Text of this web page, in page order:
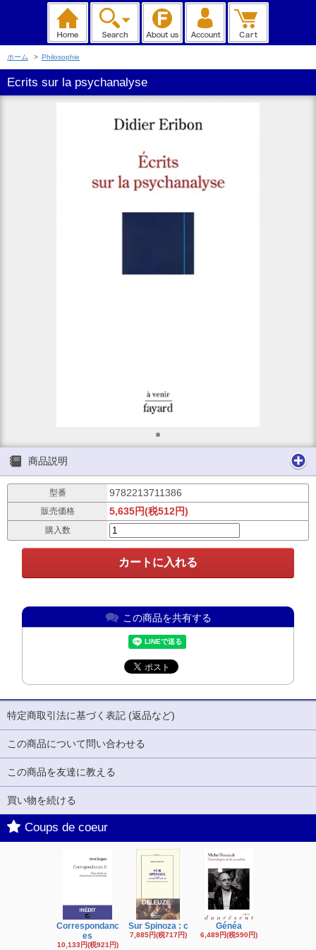
ホーム > Philosophie
Ecrits sur la psychanalyse
商品説明
型番 9782213711386
販売価格 5,635円(税512円)
購入数
この商品を共有する
特定商取引法に基づく表記 (返品など)
この商品について問い合わせる
この商品を友達に教える
買い物を続ける
Coups de coeur
Correspondanc
es
10,133円(税921円)
Sur Spinoza : c
7,885円(税717円)
Généa
6,489円(税590円)